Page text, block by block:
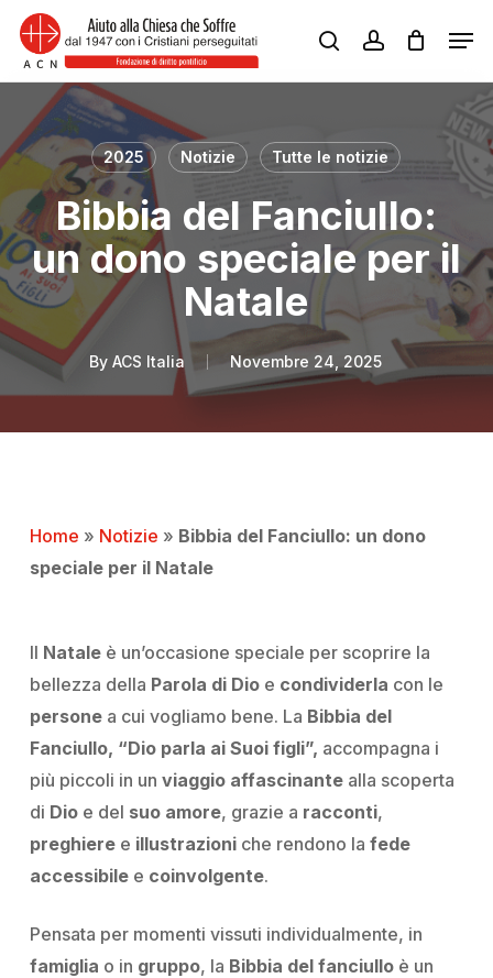
Skip
main
content
searchaccount
2025 Notizie Tutte le notizie
Bibbia del Fanciullo:
un dono speciale per il
Natale
By ACS Italia Novembre 24, 2025
Home » Notizie » Bibbia del Fanciullo: un dono
speciale per il Natale
Il Nataleè un’occasione speciale per scoprire la
bellezza della Parola di Dioe condividerla con le
personea cui vogliamo bene. La Bibbia del
Fanciullo, “Dio parla ai Suoi figli”, accompagna i
più piccoli in un viaggio affascinantealla scoperta
di Dioe del suo amore, grazie a racconti,
preghieree illustrazioniche rendono la fede
accessibilee coinvolgente.
Pensata per momenti vissuti individualmente, in
famiglia o in gruppo, la Bibbia del fanciulloè un
Menu